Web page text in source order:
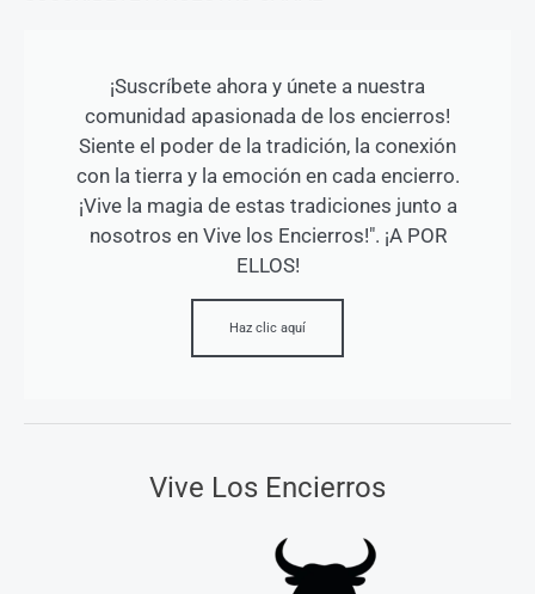
¡Suscríbete ahora y únete a nuestra
comunidad apasionada de los encierros!
Siente el poder de la tradición, la conexión
con la tierra y la emoción en cada encierro.
¡Vive la magia de estas tradiciones junto a
nosotros en Vive los Encierros!". ¡A POR
ELLOS!
Haz clic aquí
Vive Los Encierros